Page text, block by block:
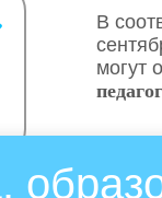
В
могут